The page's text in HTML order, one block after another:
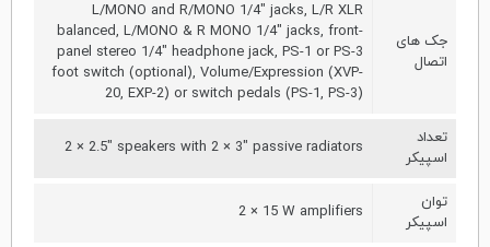
جک های
اتصال
L/MONO and R/MONO 1/4" jacks, L/R XLR
balanced, L/MONO & R MONO 1/4" jacks, front-
panel stereo 1/4" headphone jack, PS-1 or PS-3
foot switch (optional), Volume/Expression (XVP-
20, EXP-2) or switch pedals (PS-1, PS-3)
تعداد
اسپیکر
2 × 2.5" speakers with 2 × 3" passive radiators
توان
اسپیکر
2 × 15 W amplifiers